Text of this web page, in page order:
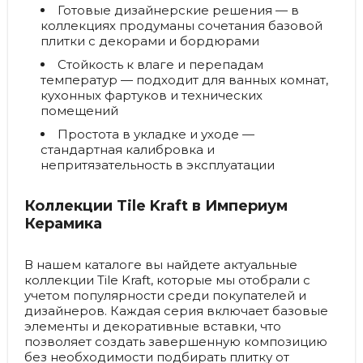
Готовые дизайнерские решения — в
коллекциях продуманы сочетания базовой
плитки с декорами и бордюрами
Стойкость к влаге и перепадам
температур — подходит для ванных комнат,
кухонных фартуков и технических
помещений
Простота в укладке и уходе —
стандартная калибровка и
непритязательность в эксплуатации
Коллекции Tile Kraft в Империум
Керамика
В нашем каталоге вы найдете актуальные
коллекции Tile Kraft, которые мы отобрали с
учетом популярности среди покупателей и
дизайнеров. Каждая серия включает базовые
элементы и декоративные вставки, что
позволяет создать завершенную композицию
без необходимости подбирать плитку от